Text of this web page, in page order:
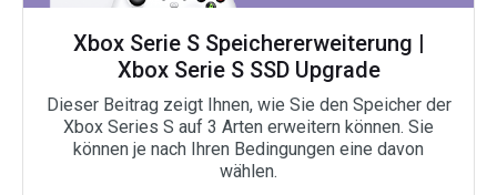
Xbox Serie S Speichererweiterung |
Xbox Serie S SSD Upgrade
Dieser Beitrag zeigt Ihnen, wie Sie den Speicher der
Xbox Series S auf 3 Arten erweitern können. Sie
können je nach Ihren Bedingungen eine davon
wählen.